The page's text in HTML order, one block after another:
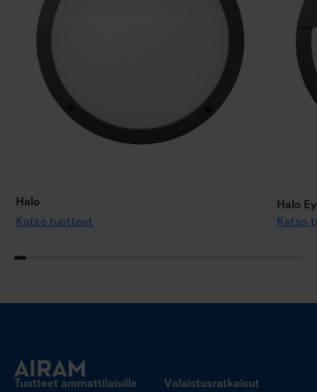
Halo
Katso tuotteet
Halo
Katso
Tuotteet ammattilaisille Valaistusratkaisut